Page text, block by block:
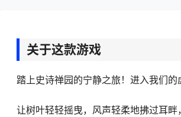
关于这款游戏
踏上史诗禅园的宁静之旅！进入我们
让树叶轻轻摇曳，风声轻柔地拂过耳